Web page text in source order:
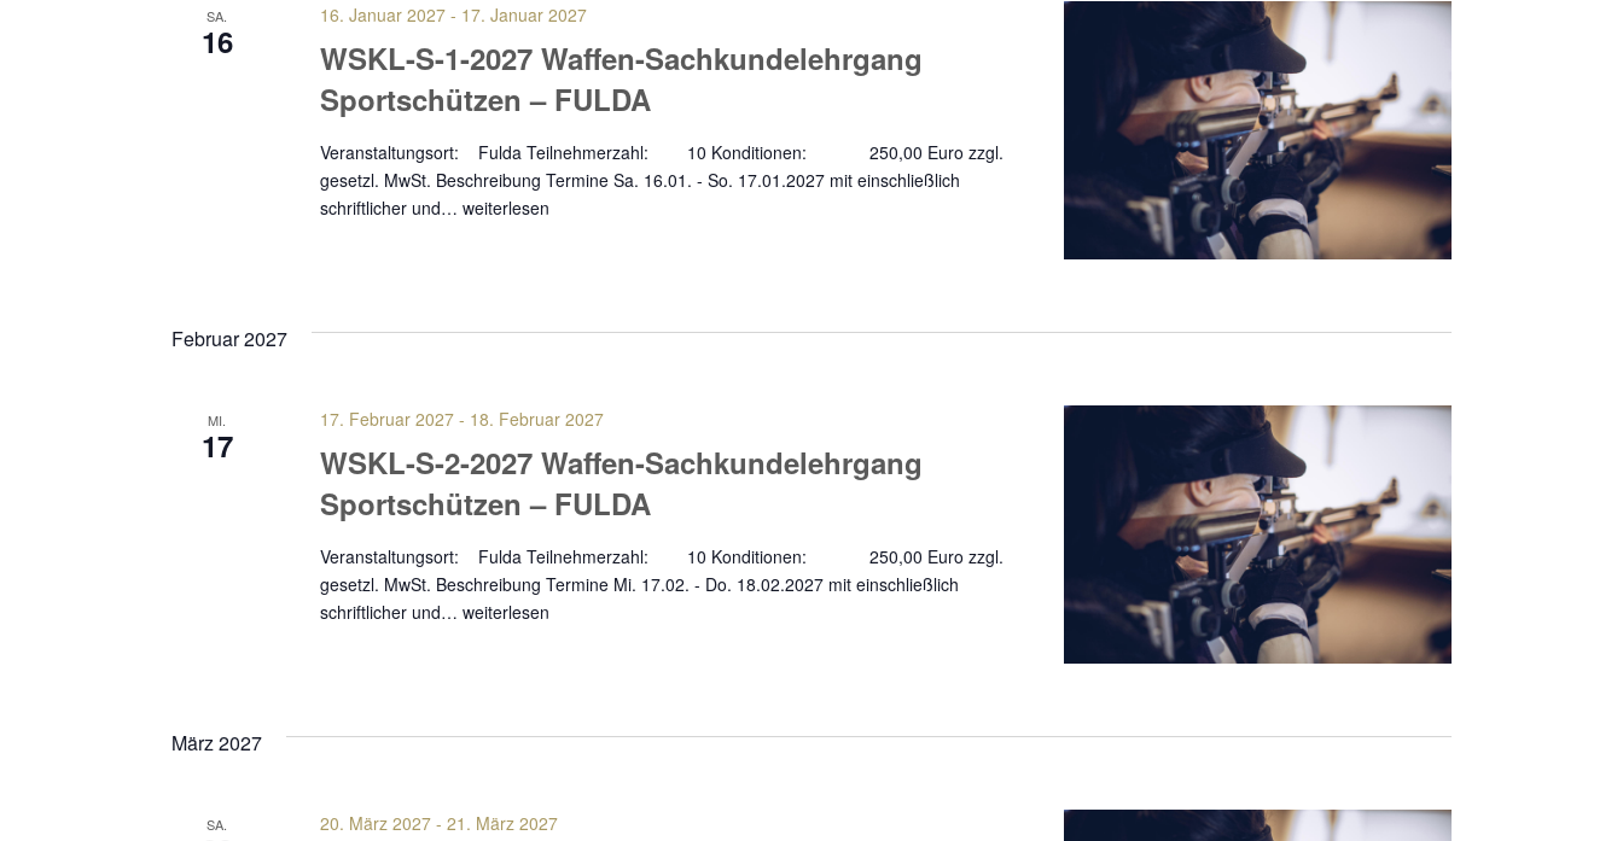
SA.
16
WSKL-S-1-2027 Waffen-Sachkundelehrgang
Sportschützen – FULDA
16. Januar 2027 - 17. Januar 2027
Veranstaltungsort: Fulda Teilnehmerzahl: 10 Konditionen: 250,00 Euro zzgl.
gesetzl. MwSt. Beschreibung Termine Sa. 16.01. - So. 17.01.2027 mit einschließlich
schriftlicher und…weiterlesen
Februar 2027
MI.
17
WSKL-S-2-2027 Waffen-Sachkundelehrgang
Sportschützen – FULDA
17. Februar 2027 - 18. Februar 2027
Veranstaltungsort: Fulda Teilnehmerzahl: 10 Konditionen: 250,00 Euro zzgl.
gesetzl. MwSt. Beschreibung Termine Mi. 17.02. - Do. 18.02.2027 mit einschließlich
schriftlicher und…weiterlesen
März 2027
SA. 20. März 2027 -21. März 2027